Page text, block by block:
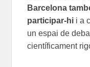
Barcelona
participar-hi i a
un espai de
científicament